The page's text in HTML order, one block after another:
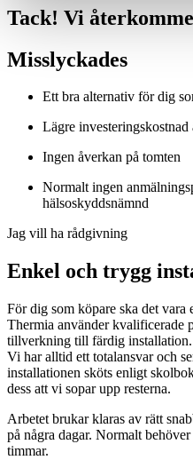
Tack! Vi
Misslyckades
Ett bra alternativ för dig
Lägre
Ingen åverkan på tomten
Normalt ingen
hälsoskyddsnämnd
Jag vill ha rådgivning
Enkel och trygg
För dig som köpare ska det vara
Thermia använder kvalificerade
tillverkning till färdig installation.
Vi har alltid ett totalansvar och
installationen sköts enligt
dess att vi sopar upp resterna.
Arbetet brukar klaras av rätt
på några dagar. Normalt
timmar.